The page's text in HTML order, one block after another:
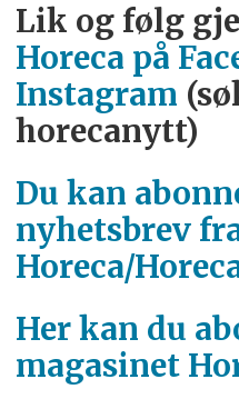
Lik og følg
Horeca på
Instagram
horecanytt)
Du kan
nyhetsbrev
Horeca/
Her kan du
magasinet